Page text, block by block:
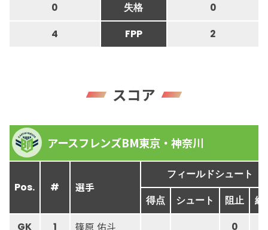
0 失格 0
4 FPP 2
スコア
アースフレンズBM東京・神奈川
Pos. # 選手
フィールドシュート
得点 シュート 阻止 総
GK 1 篠原 佑斗 0